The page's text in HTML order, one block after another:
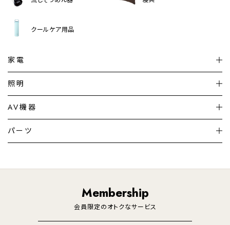
クールケア用品
家電
加湿器・空気清浄機
暖房機 掃除機
調理家電 生活家電
照明
シーリングライト
デスクライト
AV機器
テレビ
パーツ
Membership
会員限定のオトクなサービス